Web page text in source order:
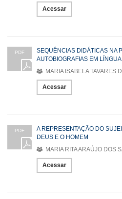
Acessar
PDF
SEQUÊNCIAS DIDÁTICAS NA
AUTOBIOGRAFIAS EM
MARIA ISABELA TAVARES
Acessar
PDF
A REPRESENTAÇÃO DO
DEUS E O HOMEM
MARIA RITA ARAÚJO DOS
Acessar